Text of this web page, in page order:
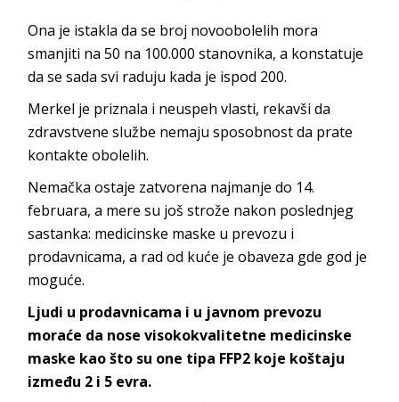
Ona je istakla da se broj novoobolelih mora
smanjiti na 50 na 100.000 stanovnika, a konstatuje
da se sada svi raduju kada je ispod 200.
Merkel je priznala i neuspeh vlasti, rekavši da
zdravstvene službe nemaju sposobnost da prate
kontakte obolelih.
Nemačka ostaje zatvorena najmanje do 14.
februara, a mere su još strože nakon poslednjeg
sastanka: medicinske maske u prevozu i
prodavnicama, a rad od kuće je obaveza gde god je
moguće.
Ljudi u prodavnicama i u javnom prevozu
moraće da nose visokokvalitetne medicinske
maske kao što su one tipa FFP2 koje koštaju
između 2 i 5 evra.